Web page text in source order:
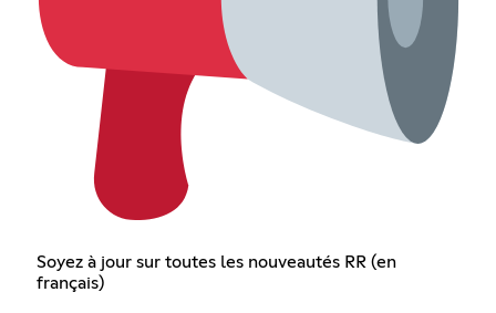
Soyez à jour sur toutes les nouveautés RR (en
français)